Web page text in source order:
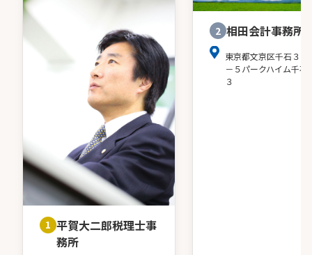
1 平賀大二郎税理士事
務所
2 相田会計事務所
東京都文京区千石３－
－５パークハイム千石
３